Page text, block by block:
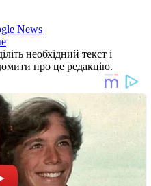
News
необхідний текст і
про це редакцію.